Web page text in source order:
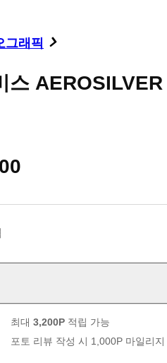
그래픽
스
판매가
신규 가입 쿠폰 1만원
최대 3,200P 적립 가능
포토 리뷰 작성 시 1,000P 마일리지